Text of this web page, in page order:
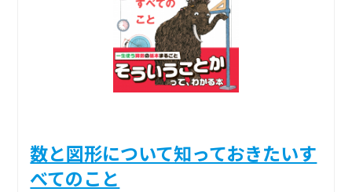
数と図形について知っておきたいす
べてのこと